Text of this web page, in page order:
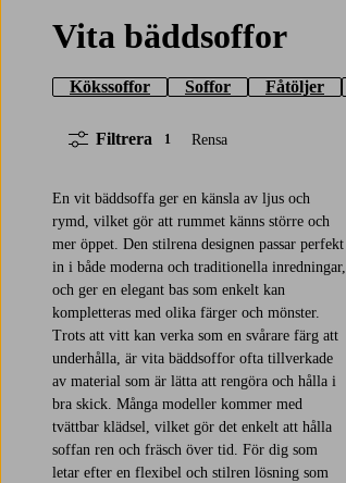
Vita bäddsoffor
Kökssoffor Soffor Fåtöljer
Filtrera 1 Rensa
En vit bäddsoffa ger en känsla av ljus och
rymd, vilket gör att rummet känns större och
mer öppet. Den stilrena designen passar perfekt
in i både moderna och traditionella inredningar,
och ger en elegant bas som enkelt kan
kompletteras med olika färger och mönster.
Trots att vitt kan verka som en svårare färg att
underhålla, är vita bäddsoffor ofta tillverkade
av material som är lätta att rengöra och hålla i
bra skick. Många modeller kommer med
tvättbar klädsel, vilket gör det enkelt att hålla
soffan ren och fräsch över tid. För dig som
letar efter en flexibel och stilren lösning som